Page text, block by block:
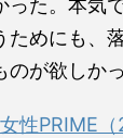
った。本気
ためにも、
が欲しか
性PRIME（